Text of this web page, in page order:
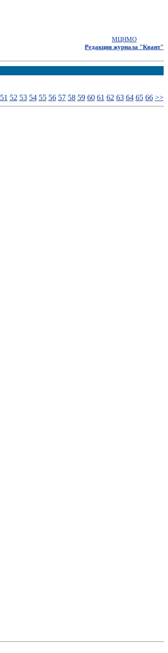
МЦНМО
Редакция журнала "Квант"
51 52 53 54 55 56 57 58 59 60 61 62 63 64 65 66 >>